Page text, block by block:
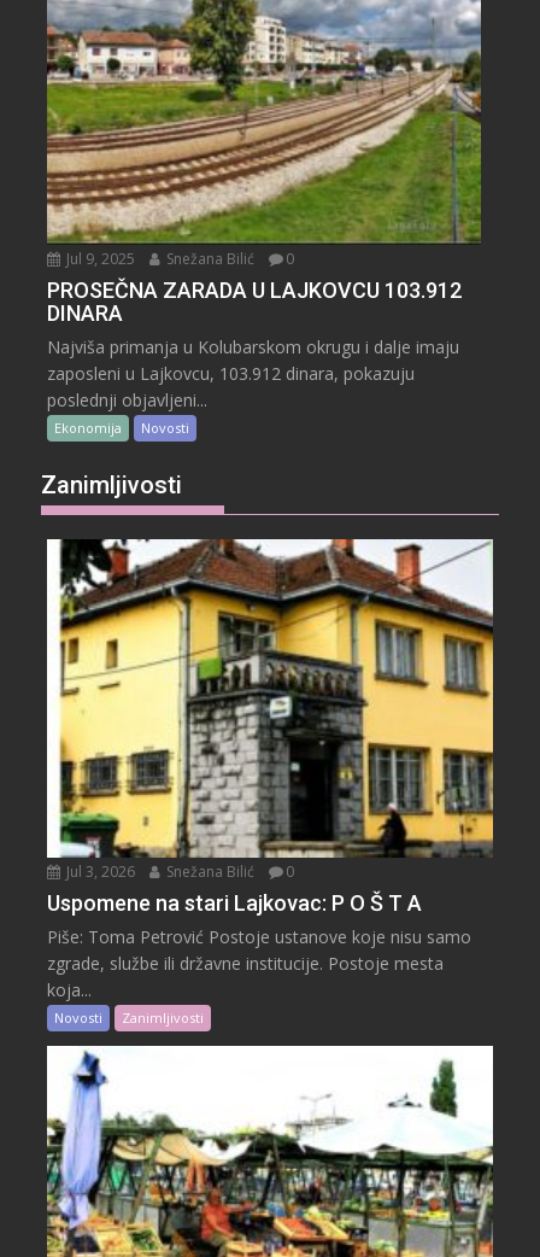
Jul 9, 2025 Snežana Bilić 0
PROSEČNA ZARADA U LAJKOVCU 103.912
DINARA
Najviša primanja u Kolubarskom okrugu i dalje imaju
zaposleni u Lajkovcu, 103.912 dinara, pokazuju
poslednji objavljeni...
Ekonomija Novosti
Zanimljivosti
Jul 3, 2026 Snežana Bilić 0
Uspomene na stari Lajkovac: P O Š T A
Piše: Toma Petrović Postoje ustanove koje nisu samo
zgrade, službe ili državne institucije. Postoje mesta
koja...
Novosti Zanimljivosti